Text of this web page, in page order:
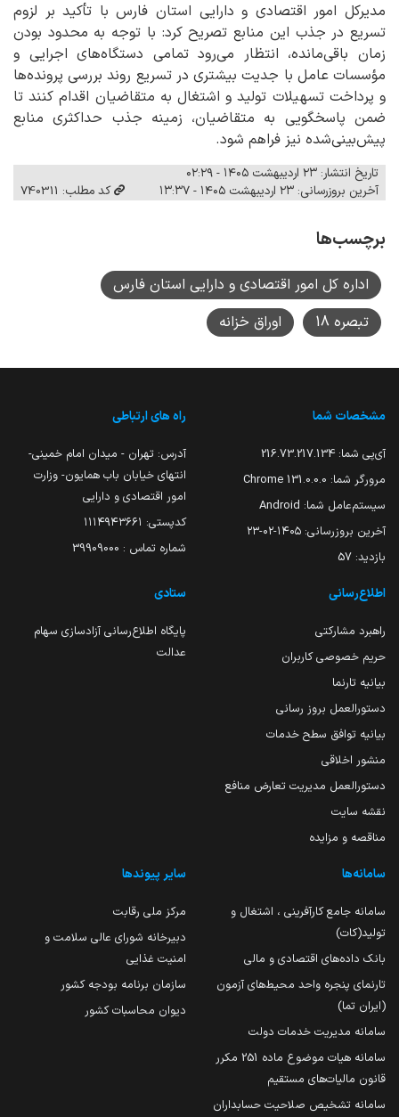
مدیرکل امور اقتصادی و دارایی استان فارس با تأکید بر لزوم
تسریع در جذب این منابع تصریح کرد: با توجه به محدود بودن
زمان باقی‌مانده، انتظار می‌رود تمامی دستگاه‌های اجرایی و
مؤسسات عامل با جدیت بیشتری در تسریع روند بررسی پرونده‌ها
و پرداخت تسهیلات تولید و اشتغال به متقاضیان اقدام کنند تا
ضمن پاسخگویی به متقاضیان، زمینه جذب حداکثری منابع
پیش‌بینی‌شده نیز فراهم شود.
تاریخ انتشار: ۲۳ اردیبهشت ۱۴۰۵ - ۰۲:۲۹
آخرین بروزرسانی: ۲۳ اردیبهشت ۱۴۰۵ - ۱۳:۳۷
کد مطلب: 740311
برچسب‌ها
اداره کل امور اقتصادی و دارایی استان فارس
تبصره 18
اوراق خزانه
مشخصات شما
آی‌پی شما: 216.73.217.134
مرورگر شما: 131.0.0.0 Chrome
سیستم‌عامل شما: Android
آخرین بروزرسانی: ۱۴۰۵-۰۲-۲۳
بازدید: 57
راه های ارتباطی
آدرس: تهران - میدان امام خمینی-
انتهای خیابان باب همایون- وزارت
امور اقتصادی و دارایی
کدپستی: ۱۱۱۴۹۴۳۶۶۱
شماره تماس : 39909000
اطلاع‌رسانی
راهبرد مشارکتی
حریم خصوصی کاربران
بیانیه تارنما
دستورالعمل بروز رسانی
بیانیه توافق سطح خدمات
منشور اخلاقی
دستورالعمل مدیریت تعارض منافع
نقشه سایت
مناقصه و مزایده
ستادی
پایگاه اطلاع‌رسانی آزادسازی سهام
عدالت
سامانه‌ها
سامانه جامع کارآفرینی ، اشتغال و
تولید(کات)
بانک داده‌های اقتصادی و مالی
تارنمای پنجره واحد محیط‌های آزمون
(ایران تما)
سامانه مدیریت خدمات دولت
سامانه هیات موضوع ماده 251 مکرر
قانون مالیات‌های مستقیم
سامانه تشخیص صلاحیت حسابداران
سایر پیوندها
مرکز ملی رقابت
دبیرخانه شورای عالی سلامت و
امنیت غذایی
سازمان برنامه بودجه کشور
دیوان محاسبات کشور